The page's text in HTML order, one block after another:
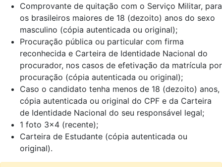
Comprovante de quitação com o Serviço Militar, para
os brasileiros maiores de 18 (dezoito) anos do sexo
masculino (cópia autenticada ou original);
Procuração pública ou particular com firma
reconhecida e Carteira de Identidade Nacional do
procurador, nos casos de efetivação da matrícula por
procuração (cópia autenticada ou original);
Caso o candidato tenha menos de 18 (dezoito) anos,
cópia autenticada ou original do CPF e da Carteira
de Identidade Nacional do seu responsável legal;
1 foto 3x4 (recente);
Carteira de Estudante (cópia autenticada ou
original).